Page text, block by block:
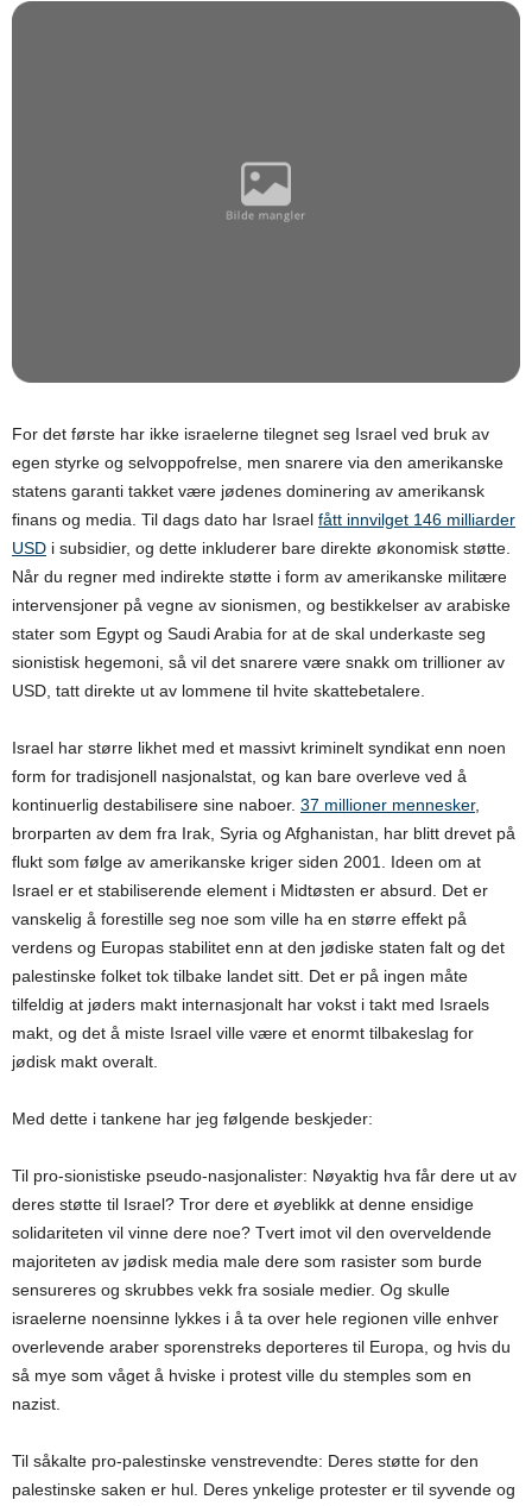
For det første har ikke israelerne tilegnet seg Israel ved bruk av
egen styrke og selvoppofrelse, men snarere via den amerikanske
statens garanti takket være jødenes dominering av amerikansk
finans og media. Til dags dato har Israel fått innvilget 146 milliarder
USD i subsidier, og dette inkluderer bare direkte økonomisk støtte.
Når du regner med indirekte støtte i form av amerikanske militære
intervensjoner på vegne av sionismen, og bestikkelser av arabiske
stater som Egypt og Saudi Arabia for at de skal underkaste seg
sionistisk hegemoni, så vil det snarere være snakk om trillioner av
USD, tatt direkte ut av lommene til hvite skattebetalere.
Israel har større likhet med et massivt kriminelt syndikat enn noen
form for tradisjonell nasjonalstat, og kan bare overleve ved å
kontinuerlig destabilisere sine naboer. 37 millioner mennesker,
brorparten av dem fra Irak, Syria og Afghanistan, har blitt drevet på
flukt som følge av amerikanske kriger siden 2001. Ideen om at
Israel er et stabiliserende element i Midtøsten er absurd. Det er
vanskelig å forestille seg noe som ville ha en større effekt på
verdens og Europas stabilitet enn at den jødiske staten falt og det
palestinske folket tok tilbake landet sitt. Det er på ingen måte
tilfeldig at jøders makt internasjonalt har vokst i takt med Israels
makt, og det å miste Israel ville være et enormt tilbakeslag for
jødisk makt overalt.
Med dette i tankene har jeg følgende beskjeder:
Til pro-sionistiske pseudo-nasjonalister: Nøyaktig hva får dere ut av
deres støtte til Israel? Tror dere et øyeblikk at denne ensidige
solidariteten vil vinne dere noe? Tvert imot vil den overveldende
majoriteten av jødisk media male dere som rasister som burde
sensureres og skrubbes vekk fra sosiale medier. Og skulle
israelerne noensinne lykkes i å ta over hele regionen ville enhver
overlevende araber sporenstreks deporteres til Europa, og hvis du
så mye som våget å hviske i protest ville du stemples som en
nazist.
Til såkalte pro-palestinske venstrevendte: Deres støtte for den
palestinske saken er hul. Deres ynkelige protester er til syvende og